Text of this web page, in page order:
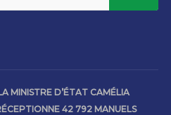
MINISTRE D’ÉTAT CAMÉLIA
42 792 MANUELS